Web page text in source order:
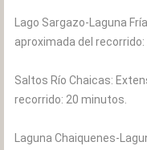
Lago Sargazo-Laguna
aproximada del recorrido:
Saltos Río Chaicas:
recorrido: 20 minutos.
Laguna Chaiquenes-